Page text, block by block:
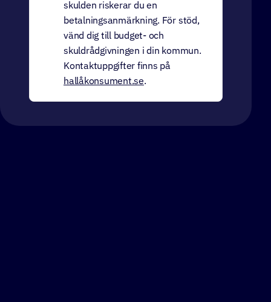
skulden riskerar du en
betalningsanmärkning. För stöd,
vänd dig till budget- och
skuldrådgivningen i din kommun.
Kontaktuppgifter finns på
hallåkonsument.se.